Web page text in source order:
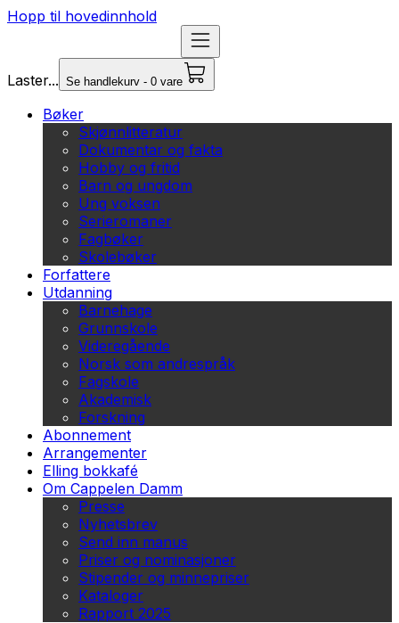
Hopp til hovedinnhold
Laster... Se handlekurv - 0 vare
Bøker
Skjønnlitteratur
Dokumentar og fakta
Hobby og fritid
Barn og ungdom
Ung voksen
Serieromaner
Fagbøker
Skolebøker
Forfattere
Utdanning
Barnehage
Grunnskole
Videregående
Norsk som andrespråk
Fagskole
Akademisk
Forskning
Abonnement
Arrangementer
Elling bokkafé
Om Cappelen Damm
Presse
Nyhetsbrev
Send inn manus
Priser og nominasjoner
Stipender og minnepriser
Kataloger
Rapport 2025